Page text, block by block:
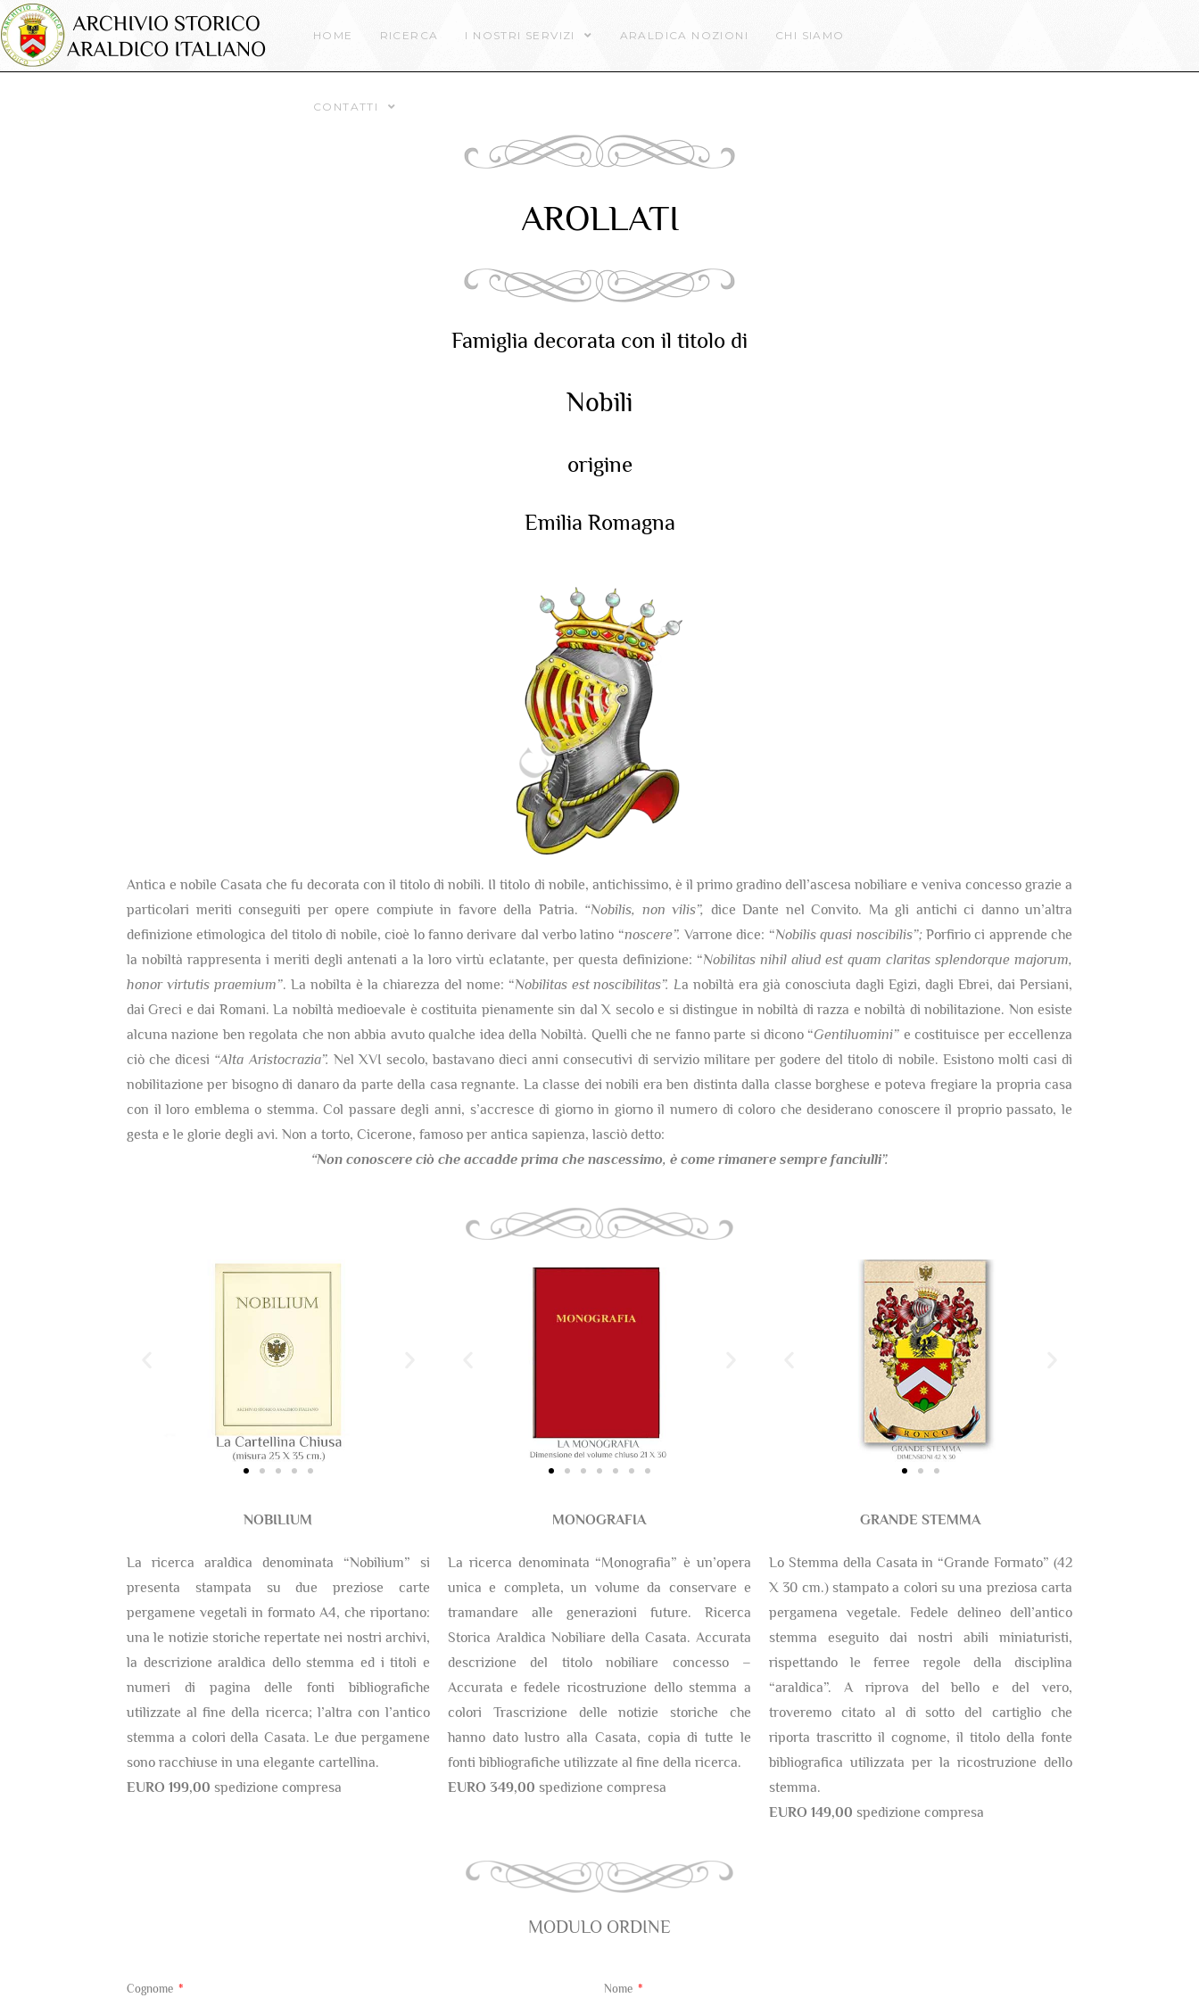
HOME RICERCA I NOSTRI SERVIZI ARALDICA NOZIONI CHI SIAMO
CONTATTI
AROLLATI
Famiglia decorata con il titolo di
Nobili
origine
Emilia Romagna
Antica e nobile Casata che fu decorata con il titolo di nobili. Il titolo di nobile, antichissimo, è il primo gradino dell’ascesa nobiliare e veniva concesso grazie a
particolari meriti conseguiti per opere compiute in favore della Patria. “Nobilis, non vilis”, dice Dante nel Convito. Ma gli antichi ci danno un’altra
definizione etimologica del titolo di nobile, cioè lo fanno derivare dal verbo latino “noscere”.Varrone dice: “Nobilis quasi noscibilis”; Porfirio ci apprende che
la nobiltà rappresenta i meriti degli antenati a la loro virtù eclatante, per questa definizione: “Nobilitas nihil aliud est quam claritas splendorque majorum,
honor virtutis praemium”. La nobilta è la chiarezza del nome: “Nobilitas est noscibilitas”. La nobiltà era già conosciuta dagli Egizi, dagli Ebrei, dai Persiani,
dai Greci e dai Romani. La nobiltà medioevale è costituita pienamente sin dal X secolo e si distingue in nobiltà di razza e nobiltà di nobilitazione. Non esiste
alcuna nazione ben regolata che non abbia avuto qualche idea della Nobiltà. Quelli che ne fanno parte si dicono “Gentiluomini” e costituisce per eccellenza
ciò che dicesi “Alta Aristocrazia”. Nel XVI secolo, bastavano dieci anni consecutivi di servizio militare per godere del titolo di nobile. Esistono molti casi di
nobilitazione per bisogno di danaro da parte della casa regnante. La classe dei nobili era ben distinta dalla classe borghese e poteva fregiare la propria casa
con il loro emblema o stemma. Col passare degli anni, s’accresce di giorno in giorno il numero di coloro che desiderano conoscere il proprio passato, le
gesta e le glorie degli avi. Non a torto, Cicerone, famoso per antica sapienza, lasciò detto:
“Non conoscere ciò che accadde prima che nascessimo, è come rimanere sempre fanciulli”.
NOBILIUM
La ricerca araldica denominata “Nobilium” si
presenta stampata su due preziose carte
pergamene vegetali in formato A4, che riportano:
una le notizie storiche repertate nei nostri archivi,
la descrizione araldica dello stemma ed i titoli e
numeri di pagina delle fonti bibliografiche
utilizzate al fine della ricerca; l’altra con l’antico
stemma a colori della Casata. Le due pergamene
sono racchiuse in una elegante cartellina.
EURO 199,00 spedizione compresa
MONOGRAFIA
La ricerca denominata “Monografia” è un’opera
unica e completa, un volume da conservare e
tramandare alle generazioni future. Ricerca
Storica Araldica Nobiliare della Casata. Accurata
descrizione del titolo nobiliare concesso –
Accurata e fedele ricostruzione dello stemma a
colori Trascrizione delle notizie storiche che
hanno dato lustro alla Casata, copia di tutte le
fonti bibliografiche utilizzate al fine della ricerca.
EURO 349,00 spedizione compresa
GRANDE STEMMA
Lo Stemma della Casata in “Grande Formato” (42
X 30 cm.) stampato a colori su una preziosa carta
pergamena vegetale. Fedele delineo dell’antico
stemma eseguito dai nostri abili miniaturisti,
rispettando le ferree regole della disciplina
“araldica”. A riprova del bello e del vero,
troveremo citato al di sotto del cartiglio che
riporta trascritto il cognome, il titolo della fonte
bibliografica utilizzata per la ricostruzione dello
stemma.
EURO 149,00 spedizione compresa
MODULO ORDINE
Cognome Nome